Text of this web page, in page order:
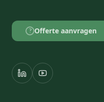
? Offerte aanvragen